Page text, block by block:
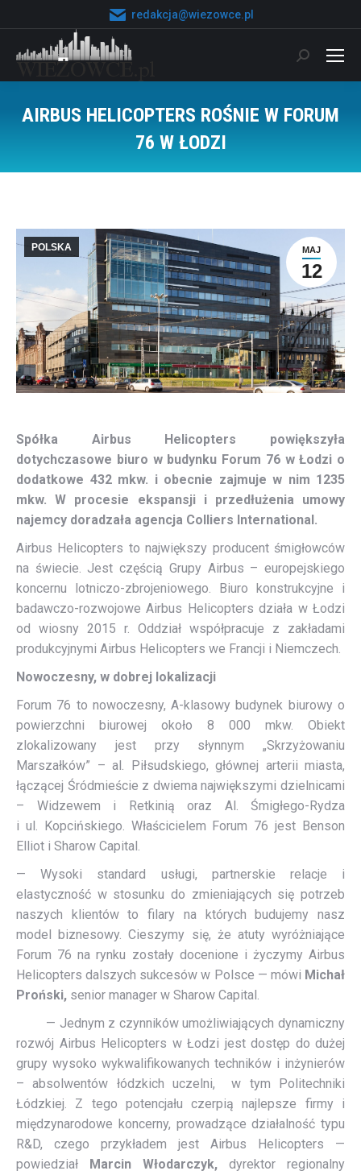
redakcja@wiezowce.pl
Szukaj:
AIRBUS HELICOPTERS ROŚNIE W FORUM
76 W ŁODZI
MAJ
12
POLSKA
Spółka Airbus Helicopters powiększyła
dotychczasowe biuro w budynku Forum 76 w Łodzi o
dodatkowe 432 mkw. i obecnie zajmuje w nim 1235
mkw. W procesie ekspansji i przedłużenia umowy
najemcy doradzała agencja Colliers International.
Airbus Helicopters to największy producent śmigłowców
na świecie. Jest częścią Grupy Airbus – europejskiego
koncernu lotniczo-zbrojeniowego. Biuro konstrukcyjne i
badawczo-rozwojowe Airbus Helicopters działa w Łodzi
od wiosny 2015 r. Oddział współpracuje z zakładami
produkcyjnymi Airbus Helicopters we Francji i Niemczech.
Nowoczesny, w dobrej lokalizacji
Forum 76 to nowoczesny, A-klasowy budynek biurowy o
powierzchni biurowej około 8 000 mkw. Obiekt
zlokalizowany jest przy słynnym „Skrzyżowaniu
Marszałków” – al. Piłsudskiego, głównej arterii miasta,
łączącej Śródmieście z dwiema największymi dzielnicami
– Widzewem i Retkinią oraz Al. Śmigłego-Rydza
i ul. Kopcińskiego. Właścicielem Forum 76 jest Benson
Elliot i Sharow Capital.
— Wysoki standard usługi, partnerskie relacje i
elastyczność w stosunku do zmieniających się potrzeb
naszych klientów to filary na których budujemy nasz
model biznesowy. Cieszymy się, że atuty wyróżniające
Forum 76 na rynku zostały docenione i życzymy Airbus
Helicopters dalszych sukcesów w Polsce — mówi Michał
Proński, senior manager w Sharow Capital.
— Jednym z czynników umożliwiających dynamiczny
rozwój Airbus Helicopters w Łodzi jest dostęp do dużej
grupy wysoko wykwalifikowanych techników i inżynierów
– absolwentów łódzkich uczelni, w tym Politechniki
Łódzkiej. Z tego potencjału czerpią najlepsze firmy i
międzynarodowe koncerny, prowadzące działalność typu
R&D, czego przykładem jest Airbus Helicopters —
powiedział Marcin Włodarczyk, dyrektor regionalny